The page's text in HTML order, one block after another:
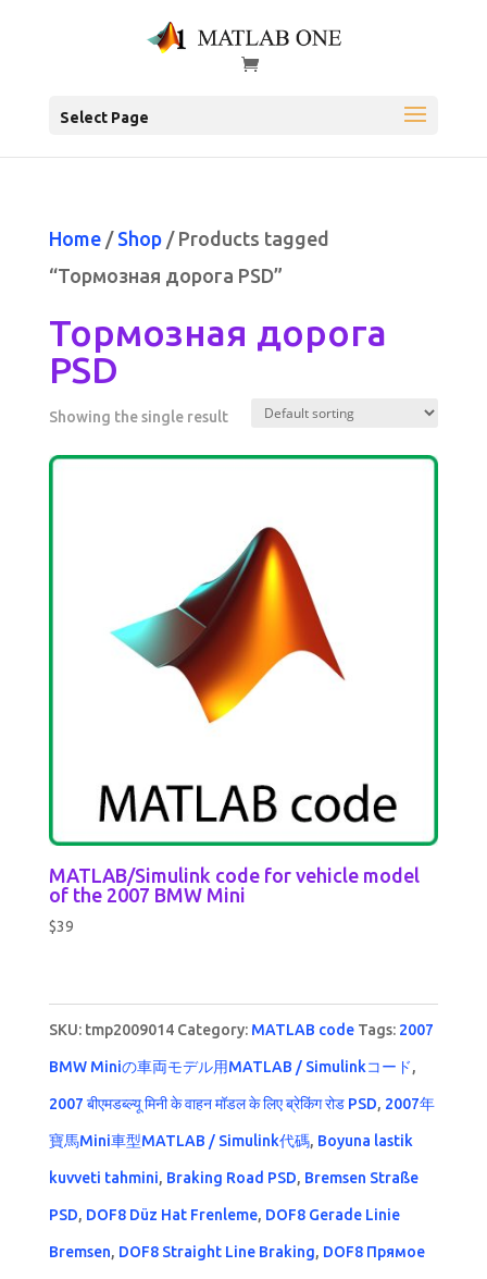
Select Page
Home/ Shop/ Products tagged
“Тормозная дорога PSD”
Тормозная дорога
PSD
Showing the single result
MATLAB/Simulink code for vehicle model
of the 2007 BMW Mini
$39
SKU: tmp2009014 Category: MATLAB code Tags: 2007
BMW Miniの車両モデル用MATLAB / Simulinkコード,
2007 बीएमडब्ल्यू मिनी के वाहन मॉडल के लिए ब्रेकिंग रोड PSD, 2007年
寶馬Mini車型MATLAB / Simulink代碼, Boyuna lastik
kuvveti tahmini, Braking Road PSD, Bremsen Straße
PSD, DOF8 Düz Hat Frenleme, DOF8 Gerade Linie
Bremsen, DOF8 Straight Line Braking, DOF8 Прямое